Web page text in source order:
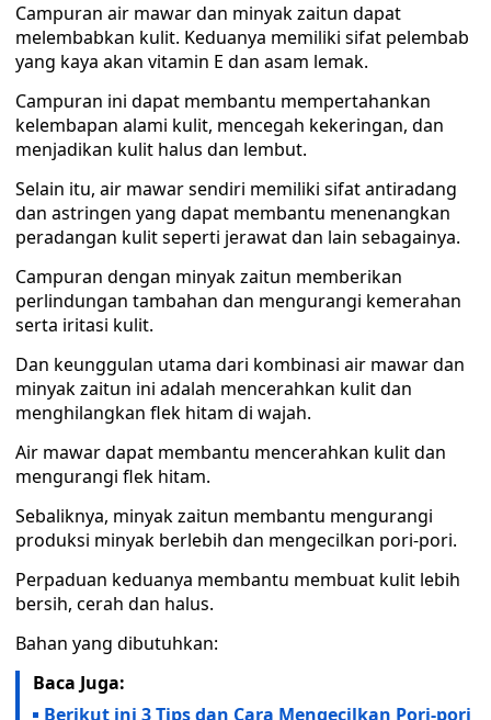
Campuran air mawar dan minyak zaitun dapat
melembabkan kulit. Keduanya memiliki sifat pelembab
yang kaya akan vitamin E dan asam lemak.
Campuran ini dapat membantu mempertahankan
kelembapan alami kulit, mencegah kekeringan, dan
menjadikan kulit halus dan lembut.
Selain itu, air mawar sendiri memiliki sifat antiradang
dan astringen yang dapat membantu menenangkan
peradangan kulit seperti jerawat dan lain sebagainya.
Campuran dengan minyak zaitun memberikan
perlindungan tambahan dan mengurangi kemerahan
serta iritasi kulit.
Dan keunggulan utama dari kombinasi air mawar dan
minyak zaitun ini adalah mencerahkan kulit dan
menghilangkan flek hitam di wajah.
Air mawar dapat membantu mencerahkan kulit dan
mengurangi flek hitam.
Sebaliknya, minyak zaitun membantu mengurangi
produksi minyak berlebih dan mengecilkan pori-pori.
Perpaduan keduanya membantu membuat kulit lebih
bersih, cerah dan halus.
Bahan yang dibutuhkan:
Baca Juga:
Berikut ini 3 Tips dan Cara Mengecilkan Pori-pori